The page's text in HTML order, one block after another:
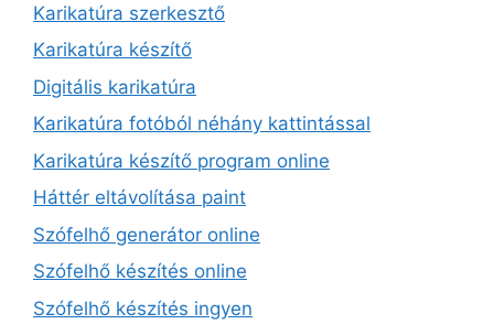
Karikatúra szerkesztő
Karikatúra készítő
Digitális karikatúra
Karikatúra fotóból néhány kattintással
Karikatúra készítő program online
Háttér eltávolítása paint
Szófelhő generátor online
Szófelhő készítés online
Szófelhő készítés ingyen